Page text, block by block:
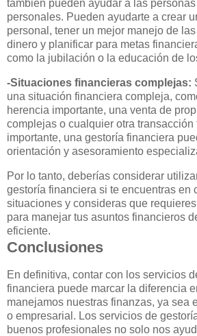
también pueden ayudar a las
personales. Pueden ayudarte a crear
personal, tener un mejor manejo de
dinero y planificar para metas
como la jubilación o la educación de
-Situaciones financieras complejas:
una situación financiera compleja,
herencia importante, una venta de
complejas o cualquier otra transacción
importante, una gestoría financiera
orientación y asesoramiento
Por lo tanto, deberías considerar
gestoría financiera si te encuentras en
situaciones y consideras que
para manejar tus asuntos financieros
eficiente.
Conclusiones
En definitiva, contar con los servicios
financiera puede marcar la diferencia
manejamos nuestras finanzas, ya sea
o empresarial. Los servicios de
buenos profesionales no solo nos